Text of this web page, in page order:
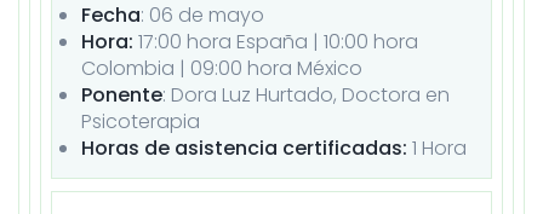
Fecha: 06 de mayo
Hora: 17:00 hora España | 10:00 hora
Colombia | 09:00 hora México
Ponente: Dora Luz Hurtado, Doctora en
Psicoterapia
Horas de asistencia certificadas: 1 Hora